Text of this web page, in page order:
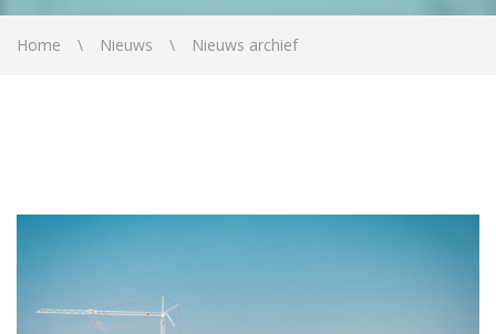
Home Nieuws Nieuws archief